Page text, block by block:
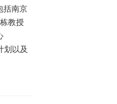
括南京
教授
划以及